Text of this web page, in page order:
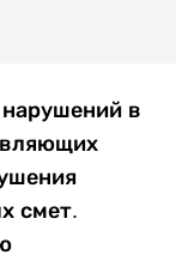
в
смет.